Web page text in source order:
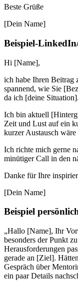
Beste Grüße
[Dein Name]
Beispiel-
Hi [Name],
ich habe Ihren Beitrag
spannend, wie Sie
da ich [deine Situation].
Ich bin aktuell
Zeit und Lust auf ein
kurzer Austausch
Ich richte mich gerne
minütiger Call in den
Danke für Ihre
[Dein Name]
Beispiel
„Hallo [Name], Ihr
besonders der Punkt
Herausforderungen
gerade an [Ziel].
Gespräch über
ein paar Details